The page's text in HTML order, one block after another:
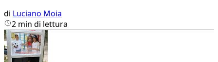
di Luciano Moia
2 min di lettura